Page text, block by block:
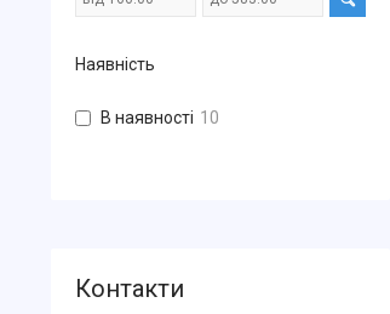
Наявність
В наявності 10